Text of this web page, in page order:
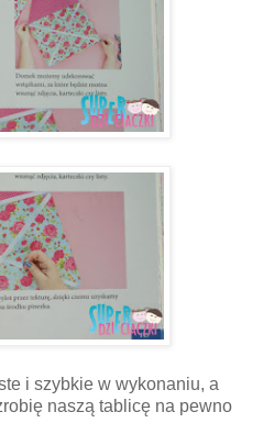
i szybkie w wykonaniu, a
naszą tablicę na pewno